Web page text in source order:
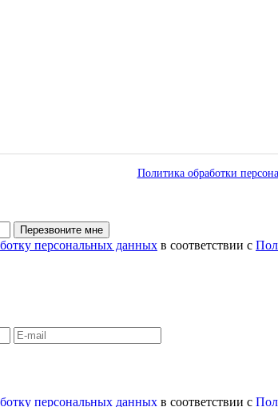
Политика обработки
Перезвоните мне
персональных данных в соответствии с
персональных данных в соответствии с